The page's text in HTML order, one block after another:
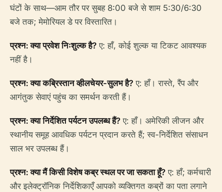
घंटों के साथ—आम तौर पर सुबह 8:00 बजे से शाम 5:30/6:30
बजे तक; मेमोरियल डे पर विस्तारित।
प्रश्न: क्या प्रवेश निःशुल्क है? ए: हाँ, कोई शुल्क या टिकट आवश्यक
नहीं है।
प्रश्न: क्या कब्रिस्तान व्हीलचेयर-सुलभ है? ए: हाँ। रास्ते, रैंप और
आगंतुक सेवाएं पहुंच का समर्थन करती हैं।
प्रश्न: क्या निर्देशित पर्यटन उपलब्ध हैं? ए: हाँ। अमेरिकी लीजन और
स्थानीय समूह आवधिक पर्यटन प्रदान करते हैं; स्व-निर्देशित संसाधन
साल भर उपलब्ध हैं।
प्रश्न: क्या मैं किसी विशेष कब्र स्थल पर जा सकता हूँ? ए: हाँ; कर्मचारी
और इलेक्ट्रॉनिक निर्देशिकाएँ आपको व्यक्तिगत कब्रों का पता लगाने